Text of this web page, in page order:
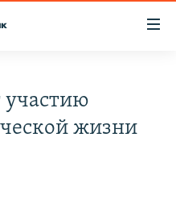
участию
жизни